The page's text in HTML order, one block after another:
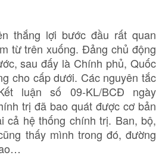
Quân sự - Quốc phòng
Vũ khí
Việt Nam
Phân tích
thắng lợi bước đầu rất quan
từ trên xuống. Đảng chủ động
sau đấy là Chính phủ, Quốc
cho cấp dưới. Các nguyên tắc
luận số 09-KL/BCĐ ngày
trị đã bao quát được cơ bản
cả hệ thống chính trị. Ban, bộ,
thấy mình trong đó, đường